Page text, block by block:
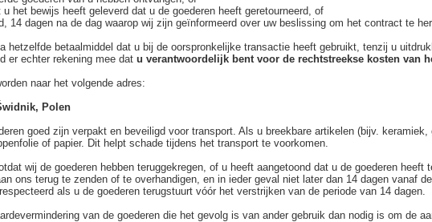
het bewijs heeft geleverd dat u de goederen heeft geretourneerd, of
14 dagen na de dag waarop wij zijn geïnformeerd over uw beslissing om het contract te
hetzelfde betaalmiddel dat u bij de oorspronkelijke transactie heeft gebruikt, tenzij u
er echter rekening mee dat u verantwoordelijk bent voor de rechtstreekse kosten van
naar het volgende adres:
Polen
goed zijn verpakt en beveiligd voor transport. Als u breekbare artikelen (bijv.
of papier. Dit helpt schade tijdens het transport te voorkomen.
wij de goederen hebben teruggekregen, of u heeft aangetoond dat u de goederen
ons terug te zenden of te overhandigen, en in ieder geval niet later dan 14 dagen vanaf
als u de goederen terugstuurt vóór het verstrijken van de periode van 14 dagen.
van de goederen die het gevolg is van ander gebruik dan nodig is om de